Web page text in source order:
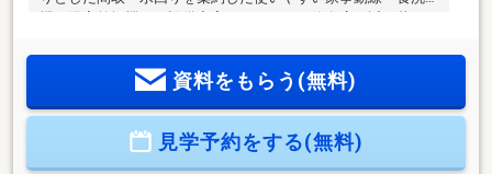
します＊ご来店頂きアンケート回答でギフトカードプレゼン
ト！■交通アクセス■・山手線【高田馬場】駅徒歩9分・西武新
約》ボタンをクリック！又は大和アクタス 0120-105-111(通話
資料をもらう(無料)
見学予約をする(無料)